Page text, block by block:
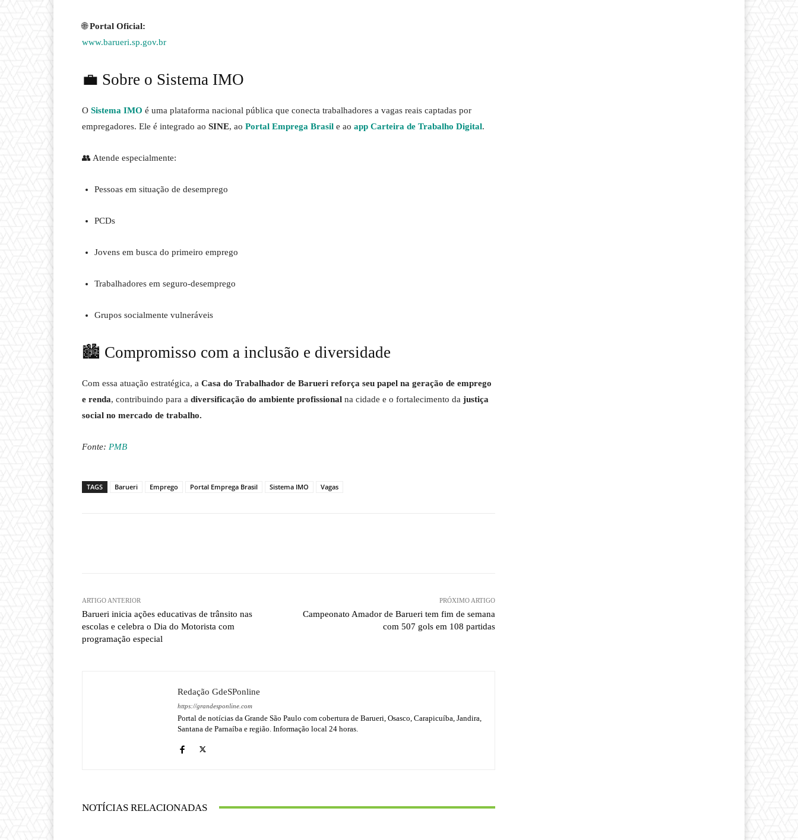
🌐Portal Oficial:
www.barueri.sp.gov.br
💼 Sobre o Sistema IMO
O Sistema IMO é uma plataforma nacional pública que conecta trabalhadores a vagas reais captadas por
empregadores. Ele é integrado ao SINE, ao Portal Emprega Brasil e ao app Carteira de Trabalho Digital.
👥 Atende especialmente:
Pessoas em situação de desemprego
PCDs
Jovens em busca do primeiro emprego
Trabalhadores em seguro-desemprego
Grupos socialmente vulneráveis
🏙️ Compromisso com a inclusão e diversidade
Com essa atuação estratégica, a Casa do Trabalhador de Barueri reforça seu papel na geração de emprego
e renda, contribuindo para a diversificação do ambiente profissional na cidade e o fortalecimento da justiça
social no mercado de trabalho.
Fonte: PMB
TAGS Barueri Emprego Portal Emprega Brasil Sistema IMO Vagas
ARTIGO ANTERIOR
Barueri inicia ações educativas de trânsito nas
escolas e celebra o Dia do Motorista com
programação especial
PRÓXIMO ARTIGO
Campeonato Amador de Barueri tem fim de semana
com 507 gols em 108 partidas
Redação GdeSPonline
https://grandesponline.com
Portal de notícias da Grande São Paulo com cobertura de Barueri, Osasco, Carapicuíba, Jandira,
Santana de Parnaíba e região. Informação local 24 horas.
NOTÍCIAS RELACIONADAS